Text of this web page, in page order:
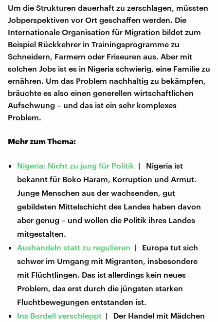
Um die Strukturen dauerhaft zu zerschlagen, müssten
Jobperspektiven vor Ort geschaffen werden. Die
Internationale Organisation für Migration bildet zum
Beispiel Rückkehrer in Trainingsprogramme zu
Schneidern, Farmern oder Friseuren aus. Aber mit
solchen Jobs ist es in Nigeria schwierig, eine Familie zu
ernähren. Um das Problem nachhaltig zu bekämpfen,
bräuchte es also einen generellen wirtschaftlichen
Aufschwung – und das ist ein sehr komplexes
Problem.
Mehr zum Thema:
Nigeria: Nicht zu jung für Politik | Nigeria ist
bekannt für Boko Haram, Korruption und Armut.
Junge Menschen aus der wachsenden, gut
gebildeten Mittelschicht des Landes haben davon
aber genug – und wollen die Politik ihres Landes
mitgestalten.
Aushandeln statt zu regulieren | Europa tut sich
schwer im Umgang mit Migranten, insbesondere
mit Flüchtlingen. Das ist allerdings kein neues
Problem, das erst durch die jüngsten starken
Fluchtbewegungen entstanden ist.
Ins Bordell verschleppt | Der Handel mit Mädchen